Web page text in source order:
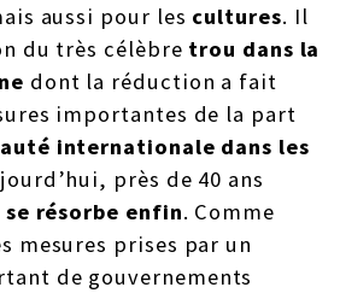
aussi pour les cultures. Il
du très célèbre trou dans la
dont la réduction a fait
importantes de la part
internationale dans les
près de 40 ans
résorbe enfin. Comme
mesures prises par un
de gouvernements